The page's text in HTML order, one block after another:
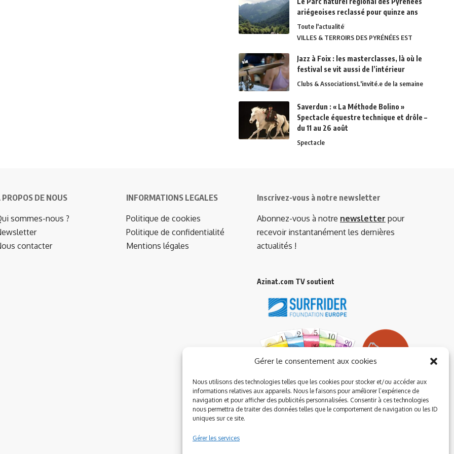
Gérer le consentement aux cookies
Nous utilisons des technologies telles que les cookies pour stocker et/ou accéder aux
informations relatives aux appareils. Nous le faisons pour améliorer l’expérience de
navigation et pour afficher des publicités personnalisées. Consentir à ces technologies
nous permettra de traiter des données telles que le comportement de navigation ou les ID
uniques sur ce site.
Gérer les services
ariégeoises reclassé pour quinze ans
Toute l'actualité
VILLES & TERROIRS DES PYRÉNÉES EST
Jazz à Foix : les masterclasses, là où le
festival se vit aussi de l’intérieur
Clubs & AssociationsL'invité.e de la semaine
Saverdun : « La Méthode Bolino »
Spectacle équestre technique et drôle –
du 11 au 26 août
Spectacle
PROPOS DE NOUS
sommes-nous ?
contacter
INFORMATIONS LEGALES
Politique de cookies
Politique de confidentialité
Mentions légales
Inscrivez-vous à notre newsletter
Abonnez-vous à notre newsletter pour
recevoir instantanément les dernières
actualités !
Azinat.com TV soutient